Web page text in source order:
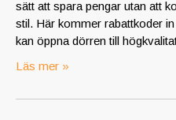
sätt att spara pengar utan att
stil. Här kommer rabattkoder
kan öppna dörren till
Läs mer »